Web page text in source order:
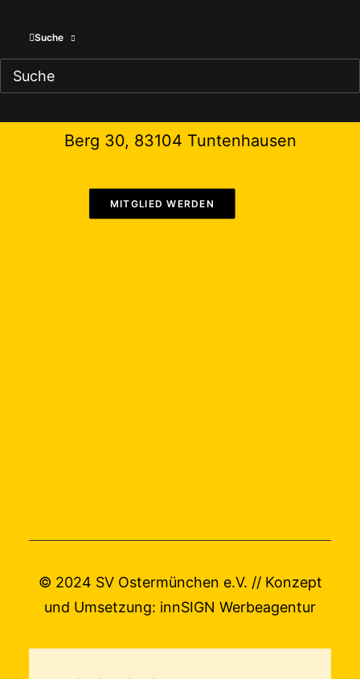
Suche
Berg 30, 83104 Tuntenhausen
MITGLIED WERDEN
© 2024 SV Ostermünchen e.V. // Konzept
und Umsetzung: innSIGN Werbeagentur